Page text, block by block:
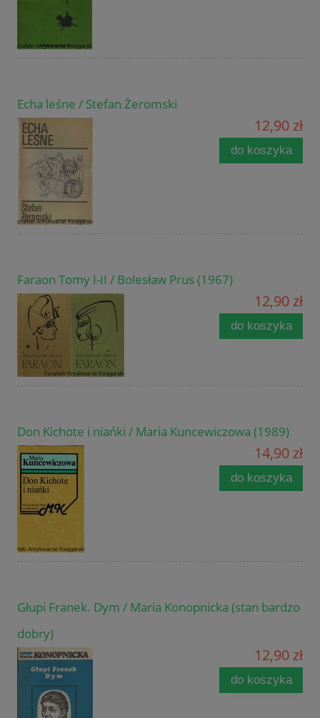
Echa leśne / Stefan Żeromski
12,90 zł
do koszyka
Faraon Tomy I-II / Bolesław Prus (1967)
12,90 zł
do koszyka
Don Kichote i niańki / Maria Kuncewiczowa (1989)
14,90 zł
do koszyka
Głupi Franek. Dym / Maria Konopnicka (stan bardzo
dobry)
12,90 zł
do koszyka